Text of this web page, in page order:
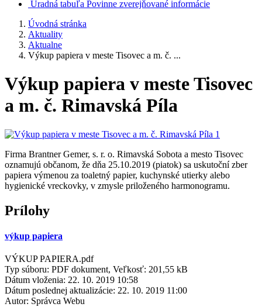
Úradná tabuľa Povinne zverejňované informácie
Úvodná stránka
Aktuality
Aktualne
Výkup papiera v meste Tisovec a m. č. ...
Výkup papiera v meste Tisovec
a m. č. Rimavská Píla
Firma Brantner Gemer, s. r. o. Rimavská Sobota a mesto Tisovec
oznamujú občanom, že dňa 25.10.2019 (piatok) sa uskutoční zber
papiera výmenou za toaletný papier, kuchynské utierky alebo
hygienické vreckovky, v zmysle priloženého harmonogramu.
Prílohy
výkup papiera
VÝKUP PAPIERA.pdf
Typ súboru: PDF dokument, Veľkosť: 201,55 kB
Dátum vloženia: 22. 10. 2019 10:58
Dátum poslednej aktualizácie: 22. 10. 2019 11:00
Autor: Správca Webu